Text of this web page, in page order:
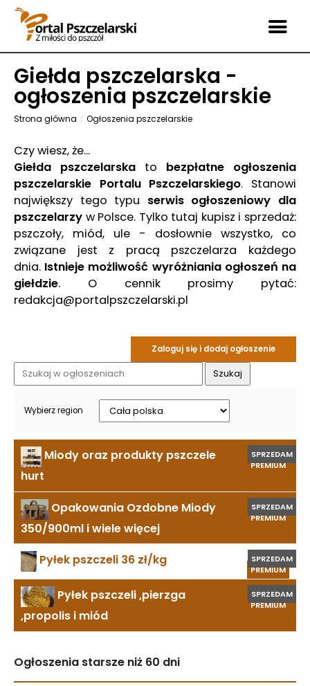
Giełda pszczelarska -
ogłoszenia pszczelarskie
Strona główna Ogłoszenia pszczelarskie
Czy wiesz, że...
Giełda pszczelarska to bezpłatne ogłoszenia
pszczelarskie Portalu Pszczelarskiego. Stanowi
największy tego typu serwis ogłoszeniowy dla
pszczelarzy w Polsce. Tylko tutaj kupisz i sprzedaż:
pszczoły, miód, ule - dosłownie wszystko, co
związane jest z pracą pszczelarza każdego
dnia. Istnieje możliwość wyróżniania ogłoszeń na
giełdzie. O cennik prosimy pytać:
redakcja@portalpszczelarski.pl
Zaloguj się i dodaj ogłoszenie
Wybierz region
PREMIUM
SPRZEDAM
Miody oraz produkty pszczele
hurt
PREMIUM
SPRZEDAM
Opakowania Ozdobne Miody
350/900ml i wiele więcej
PREMIUM
SPRZEDAM
Pyłek pszczeli 36 zł/kg
PREMIUM
SPRZEDAM
Pyłek pszczeli ,pierzga
,propolis i miód
Ogłoszenia starsze niż 60 dni